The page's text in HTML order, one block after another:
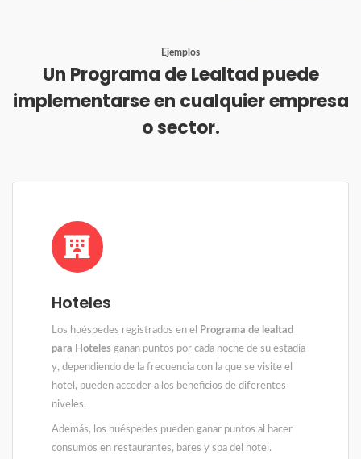
Ejemplos
Un Programa de Lealtad puede
implementarse en cualquier empresa
o sector.
Hoteles
Los huéspedes registrados en el
Programa de lealtad
para Hoteles ganan puntos por cada noche de su estadía
y, dependiendo de la frecuencia con la que se visite el
hotel, pueden acceder a los beneficios de diferentes
niveles.
Además, los huéspedes pueden ganar puntos al hacer
consumos en restaurantes, bares y spa del hotel.